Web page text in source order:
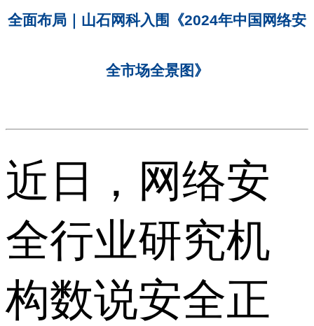
全面布局｜山石网科入围《2024年中国网络安
全市场全景图》
近日，网络安
全行业研究机
构数说安全正